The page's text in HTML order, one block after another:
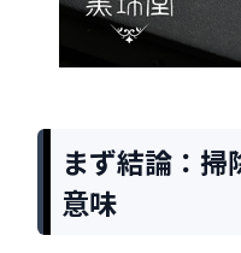
まず結論：掃
意味